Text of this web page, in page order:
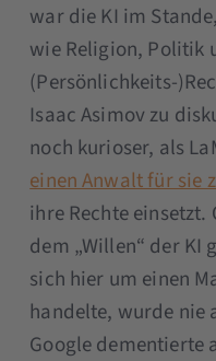
war die KI im
wie Religion, Politik
(Persönlichkeits-
Isaac Asimov zu
noch kurioser, als
einen Anwalt für sie
ihre Rechte
dem „Willen“ der KI
sich hier um einen
handelte, wurde nie
Google dementierte